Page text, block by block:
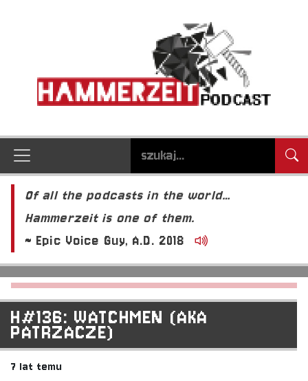
Of all the podcasts in the world…
Hammerzeit is one of them.
~ Epic Voice Guy, A.D. 2018
H#136: WATCHMEN (AKA
PATRZACZE)
7 lat temu